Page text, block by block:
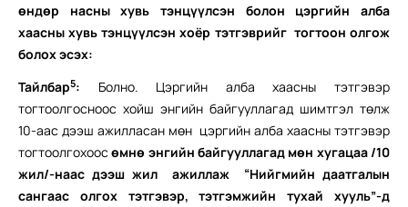
өндөр насны хувь тэнцүүлсэн болон цэргийн алба
хаасны хувь тэнцүүлсэн хоёр тэтгэврийг тогтоон олгож
болох эсэх:
Тайлбар5:
Болно. Цэргийн алба хаасны тэтгэвэр
тогтоолгосноос хойш энгийн байгууллагад шимтгэл төлж
10-аас дээш ажилласан мөн цэргийн алба хаасны тэтгэвэр
тогтоолгохоосөмнө энгийн байгууллагад мөн хугацаа /10
жил/-наас дээш жил ажиллаж “Нийгмийн даатгалын
сангаас олгох тэтгэвэр, тэтгэмжийн тухай хууль”-д